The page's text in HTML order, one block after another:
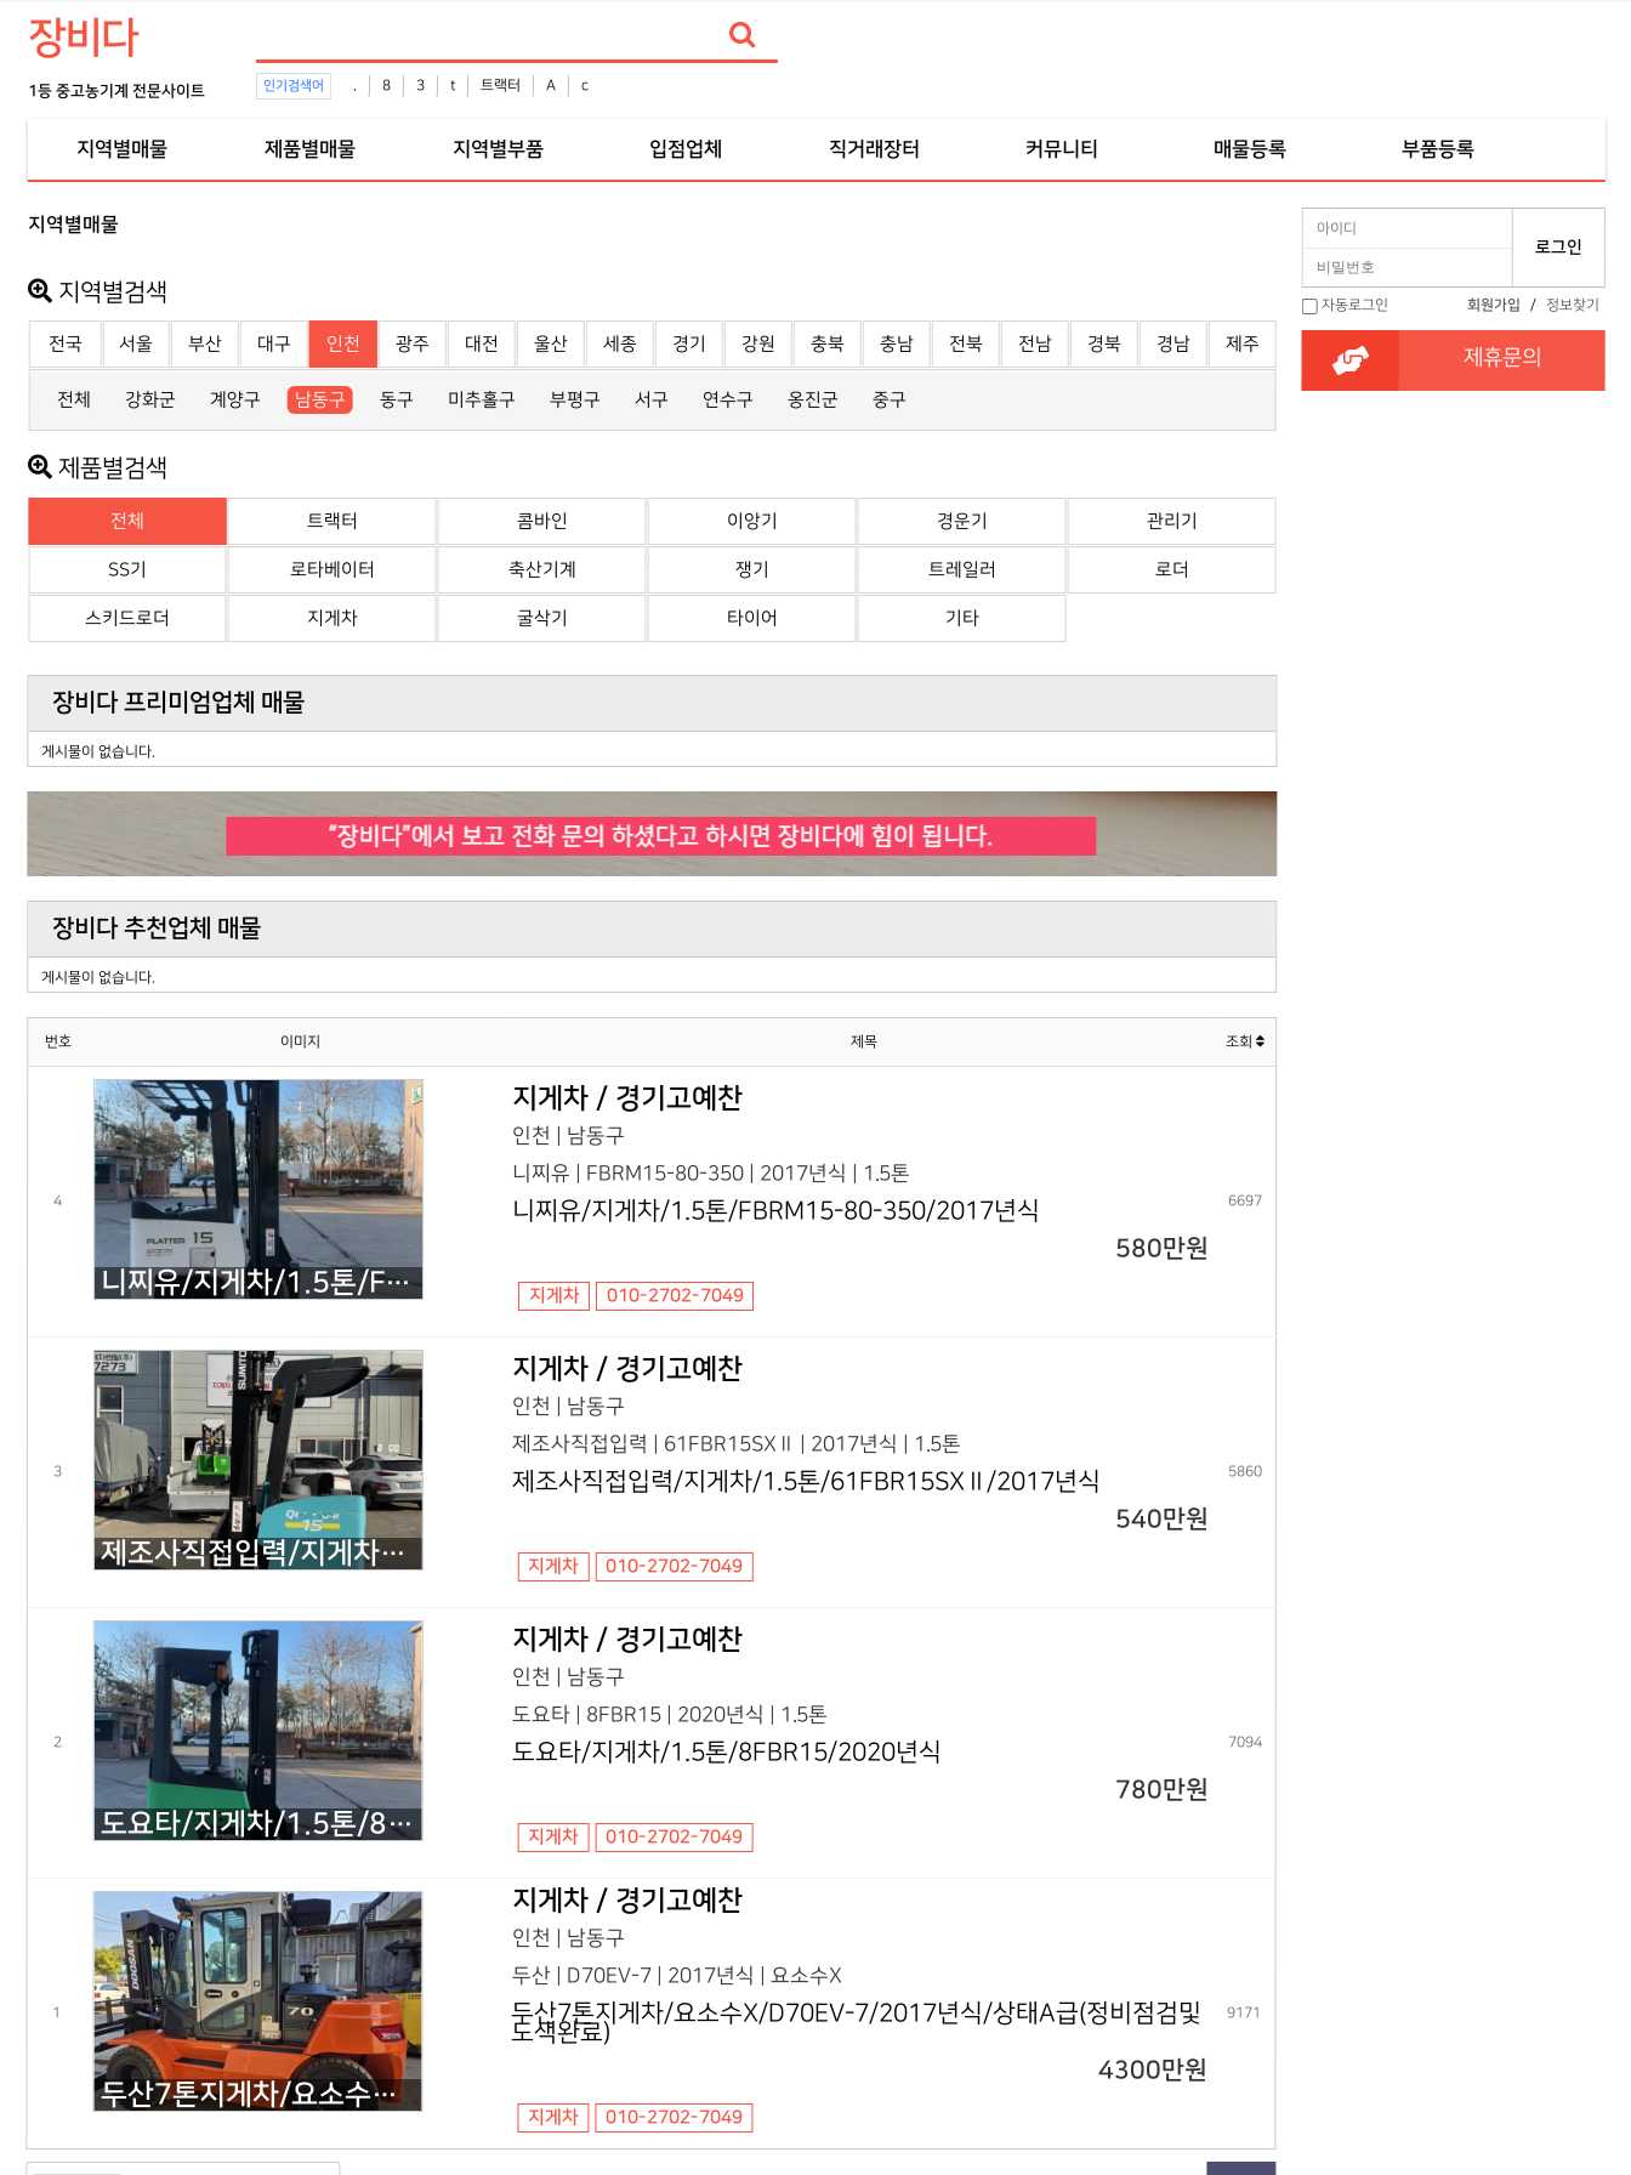
장비다
1등 중고농기계 전문사이트 인기검색어 . 8 3 t 트랙터 A c
지역별매물 제품별매물 지역별부품 입점업체 직거래장터 커뮤니티 매물등록 부품등록
지역별매물
지역별검색
전국 서울 부산 대구 인천 광주 대전 울산 세종 경기 강원 충북 충남 전북 전남 경북 경남 제주
전체 강화군 계양구 남동구 동구 미추홀구 부평구 서구 연수구 옹진군 중구
제품별검색
전체 트랙터 콤바인 이앙기 경운기 관리기
SS기 로타베이터 축산기계 쟁기 트레일러 로더
스키드로더 지게차 굴삭기 타이어 기타
장비다 프리미엄업체 매물
게시물이 없습니다.
장비다 추천업체 매물
게시물이 없습니다.
번호 이미지 제목 조회
4
니찌유/지게차/1.5톤/FBRM15-80-350/2017년식
지게차 / 경기고예찬
인천 | 남동구
니찌유 | FBRM15-80-350 | 2017년식 | 1.5톤
니찌유/지게차/1.5톤/FBRM15-80-350/2017년식
580만원
지게차 010-2702-7049
6697
3
제조사직접입력/지게차/1.5톤/61FBR15SXⅡ/2017년식
지게차 / 경기고예찬
인천 | 남동구
제조사직접입력 | 61FBR15SXⅡ | 2017년식 | 1.5톤
제조사직접입력/지게차/1.5톤/61FBR15SXⅡ/2017년식
540만원
지게차 010-2702-7049
5860
2
도요타/지게차/1.5톤/8FBR15/2020년식
지게차 / 경기고예찬
인천 | 남동구
도요타 | 8FBR15 | 2020년식 | 1.5톤
도요타/지게차/1.5톤/8FBR15/2020년식
780만원
지게차 010-2702-7049
7094
1
두산7톤지게차/요소수X/D70EV-7/2017년식/상태A급(정비점검및도색완료)
지게차 / 경기고예찬
인천 | 남동구
두산 | D70EV-7 | 2017년식 | 요소수X
두산7톤지게차/요소수X/D70EV-7/2017년식/상태A급(정비점검및
도색완료)
4300만원
지게차 010-2702-7049
9171
자동로그인 회원가입 / 정보찾기
제휴문의